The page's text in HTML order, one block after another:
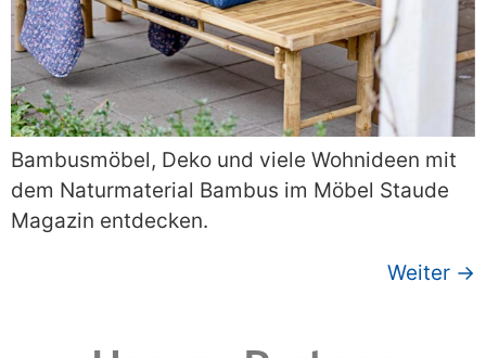
Bambusmöbel, Deko und viele Wohnideen mit
dem Naturmaterial Bambus im Möbel Staude
Magazin entdecken.
Weiter →